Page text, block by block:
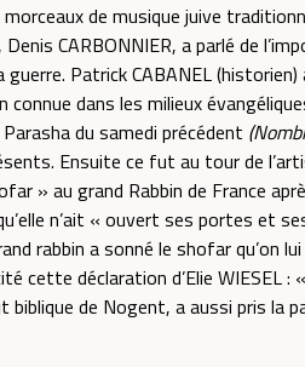
de musique juive
CARBONNIER, a parlé de
Patrick CABANEL
dans les milieux
du samedi précédent
Ensuite ce fut au tour de
» au grand Rabbin de France
n’ait « ouvert ses portes et
rabbin a sonné le shofar qu’on
cette déclaration d’Elie WIESEL :
biblique de Nogent, a aussi pris